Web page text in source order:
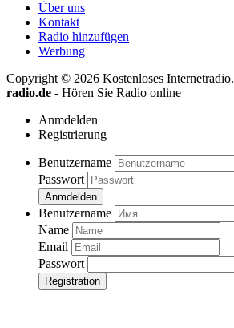
Über uns
Kontakt
Radio hinzufügen
Werbung
Copyright © 2026 Kostenloses Internetradio.
radio.de - Hören Sie Radio online
Anmdelden
Registrierung
Benutzername
Passwort
Anmdelden
Benutzername
Name
Email
Passwort
Registration